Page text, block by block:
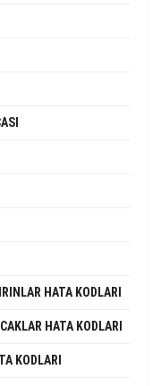
HATA KODLARI
HATA KODLARI
KODLARI